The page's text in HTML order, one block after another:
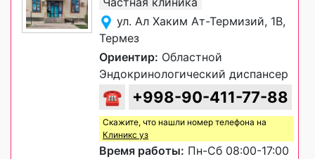
ул. Ал Хаким Ат-Термизий, 1B,
Термез
Ориентир: Областной
Эндокринологический диспансер
☎ +998-90-411-77-88
Скажите, что нашли номер телефона на
Клиникс уз
Время работы: Пн-Сб 08:00-17:00